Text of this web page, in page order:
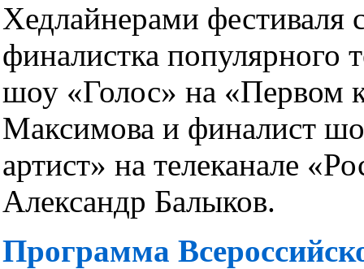
Хедлайнерами фестиваля
финалистка популярного
шоу «Голос» на «Первом
Максимова и финалист
артист» на телеканале
Александр Балыков.
Программа